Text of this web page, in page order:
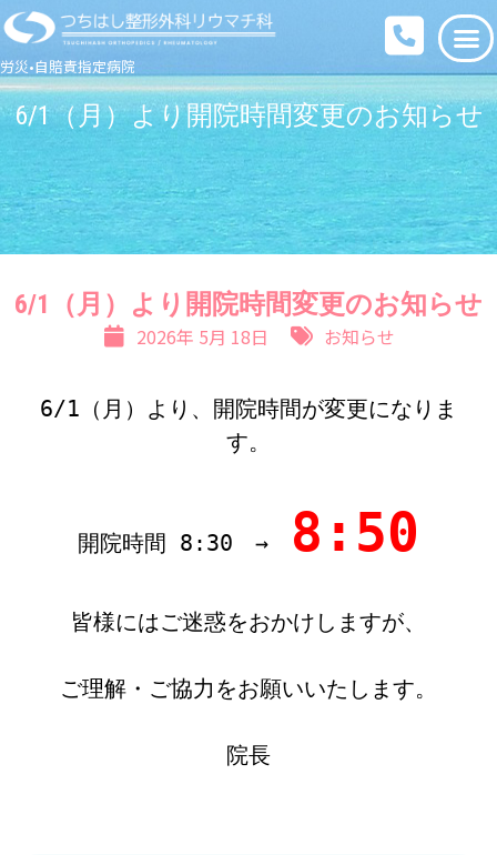
労災•自賠責指定病院
6/1（月）より開院時間変更のお知らせ
6/1（月）より開院時間変更のお知らせ
2026年 5月 18日 お知らせ
6/1（月）より、開院時間が変更になりま
す。
開院時間 8:30　→ 8:50
皆様にはご迷惑をおかけしますが、
ご理解・ご協力をお願いいたします。
院長